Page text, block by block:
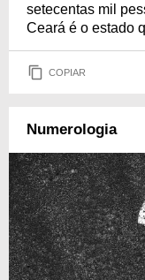
setecentas mil
Ceará é o estado
COPIAR
Numerologia